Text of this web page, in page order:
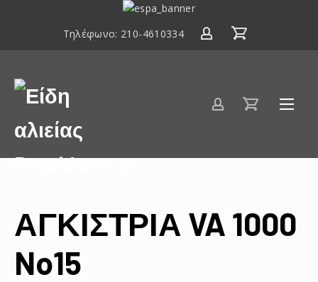
ΕΣΠΑ
2020
Τηλέφωνο: 210-4610334
Είδη
αλιείας
Poseidwnn.gr
ΑΓΚΙΣΤΡΙΑ VA 1000
No15